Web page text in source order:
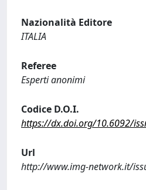
Nazionalità Editore
ITALIA
Referee
Esperti anonimi
Codice D.O.I.
https://dx.doi.org/10.6092/
Url
http://www.img-network.it/